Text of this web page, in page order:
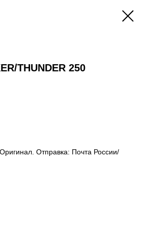
THUNDER 250
Отправка: Почта России/